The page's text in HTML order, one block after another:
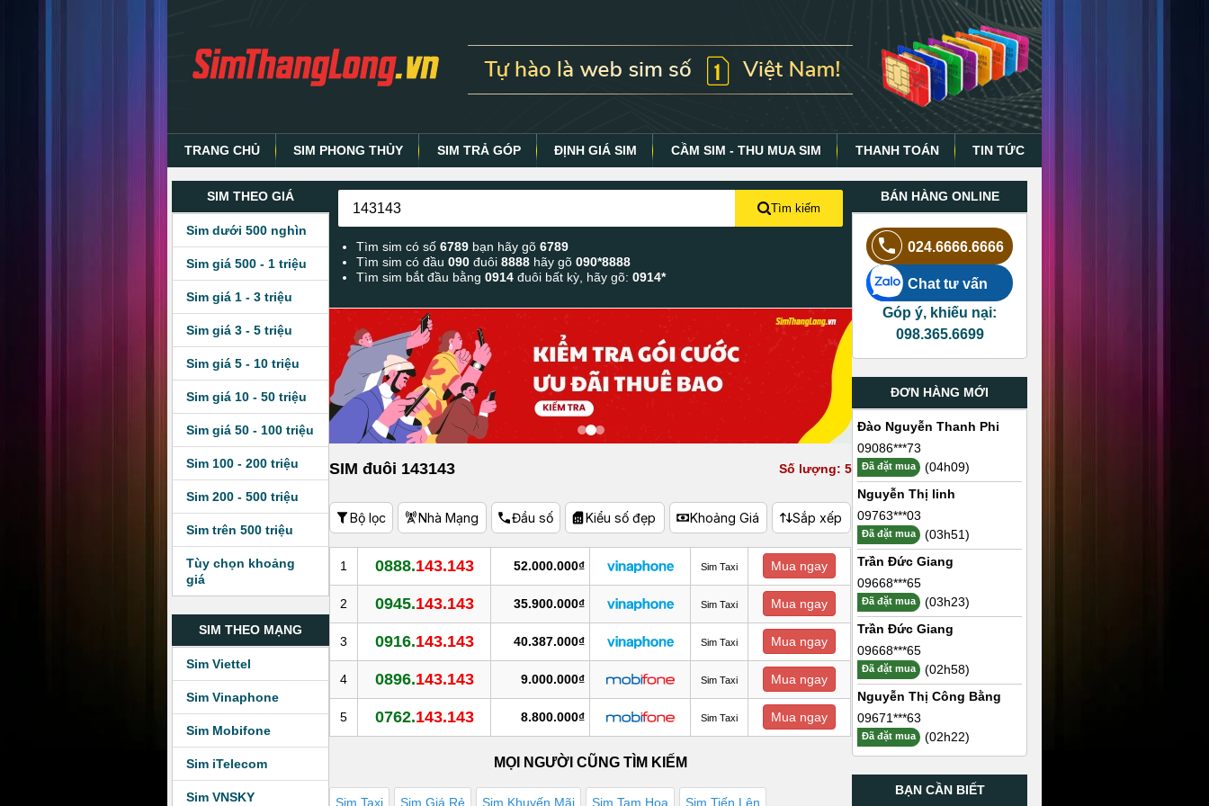
TRANG CHỦ SIM PHONG THỦY SIM TRẢ GÓP ĐỊNH GIÁ SIM CẦM SIM - THU MUA SIM THANH TOÁN TIN TỨC
SIM THEO GIÁ
Sim dưới 500 nghìn
Sim giá 500 - 1 triệu
Sim giá 1 - 3 triệu
Sim giá 3 - 5 triệu
Sim giá 5 - 10 triệu
Sim giá 10 - 50 triệu
Sim giá 50 - 100 triệu
Sim 100 - 200 triệu
Sim 200 - 500 triệu
Sim trên 500 triệu
Tùy chọn khoảng
giá
SIM THEO MẠNG
Sim Viettel
Sim Vinaphone
Sim Mobifone
Sim iTelecom
Sim VNSKY
Tìm kiếm
Tìm sim có số6789 bạn hãy gõ6789
Tìm sim có đầu090đuôi8888 hãy gõ090*8888
Tìm sim bắt đầu bằng0914 đuôi bất kỳ, hãy gõ:0914*
SIM đuôi 143143 Số lượng: 5
Bộ lọc Nhà Mạng Đầu số Kiểu số đẹp Khoảng Giá Sắp xếp
1 0888.143.143 52.000.000₫ Sim Taxi Mua ngay
2 0945.143.143 35.900.000₫ Sim Taxi Mua ngay
3 0916.143.143 40.387.000₫ Sim Taxi Mua ngay
4 0896.143.143 9.000.000₫ Sim Taxi Mua ngay
5 0762.143.143 8.800.000₫ Sim Taxi Mua ngay
MỌI NGƯỜI CŨNG TÌM KIẾM
Sim Taxi Sim Giá Rẻ Sim Khuyến Mãi Sim Tam Hoa Sim Tiến Lên
BÁN HÀNG ONLINE
024.6666.6666
Chat tư vấn
Góp ý, khiếu nại:
098.365.6699
ĐƠN HÀNG MỚI
Đào Nguyễn Thanh Phi
09086***73
Đã đặt mua
(04h09)
Nguyễn Thị linh
09763***03
Đã đặt mua
(03h51)
Trần Đức Giang
09668***65
Đã đặt mua
(03h23)
Trần Đức Giang
09668***65
Đã đặt mua
(02h58)
Nguyễn Thị Công Bằng
09671***63
Đã đặt mua (02h22)
BẠN CẦN BIẾT